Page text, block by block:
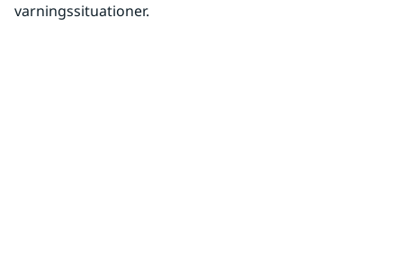
varningssituationer.